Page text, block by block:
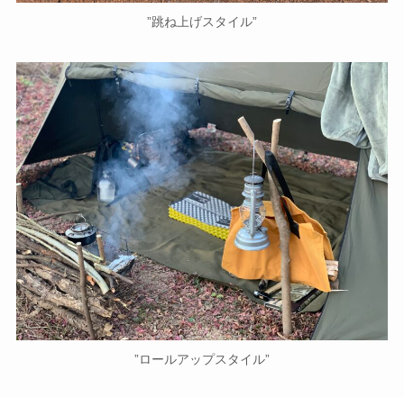
”跳ね上げスタイル”
”ロールアップスタイル”